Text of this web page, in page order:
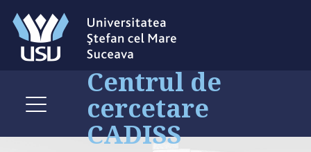
Centrul de
cercetare
CADISS